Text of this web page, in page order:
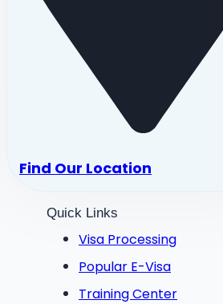
Find Our Location
Quick Links
Visa Processing
Popular E-Visa
Training Center